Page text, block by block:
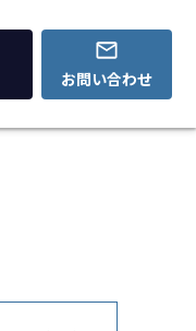
お問い合わせ